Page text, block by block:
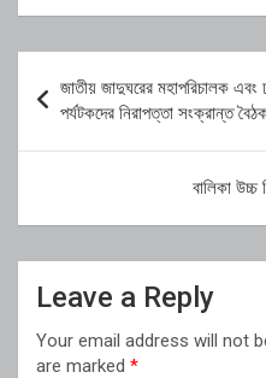
navigation
জাতীয় জাদুঘরের মহাপরিচালক এবং
পর্যটকদের নিরাপত্তা সংক্রান্ত
বালিকা
Leave a Reply
Your email address will not
are marked *